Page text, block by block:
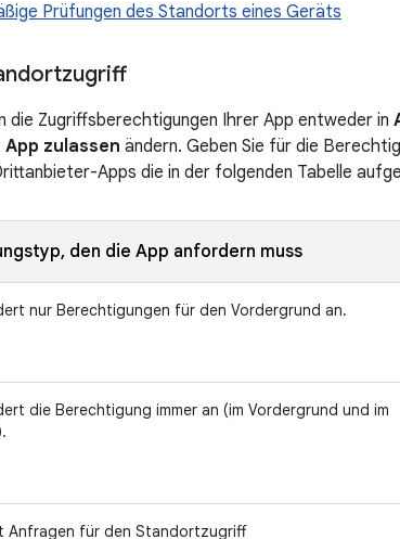
Prüfungen des Standorts eines Geräts
die Zugriffsberechtigungen Ihrer App entweder in
zulassen ändern. Geben Sie für die
Apps die in der folgenden Tabelle
den die App anfordern muss
nur Berechtigungen für den Vordergrund an.
die Berechtigung immer an (im Vordergrund und im
Anfragen für den Standortzugriff